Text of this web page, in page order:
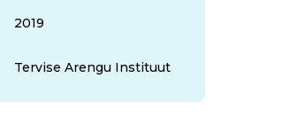
2019
Tervise Arengu Instituut